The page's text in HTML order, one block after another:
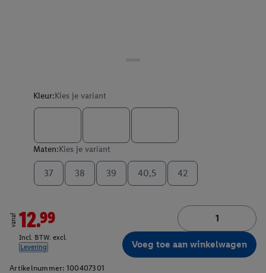
Kleur:Kies je variant
Maten:Kies je variant
37 38 39 40,5 42
vanaf 12.99
Incl. BTW. excl.
Levering
Voeg toe aan winkelwagen
Artikelnummer: 100407301